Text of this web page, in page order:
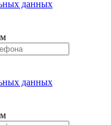
данных
данных